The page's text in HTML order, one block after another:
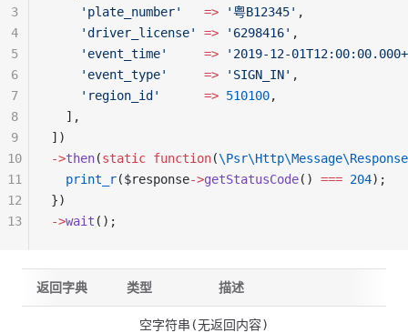
    'plate_number'
   =>
'粤B12345' ,
    'driver_license'
=> '6298416' ,
    'event_time'
     =>
'2019-12-
    'event_type'
     =>
'SIGN_IN' ,
    'region_id'
      =>
510100,
  ],
])
->then(static function(
  print_r
($response->getStatusCode() === 204);
})
->wait ();
3
4
5
6
7
8
9
10
11
12
13
返回字典 类型 描述
空字符串(无返回内容)